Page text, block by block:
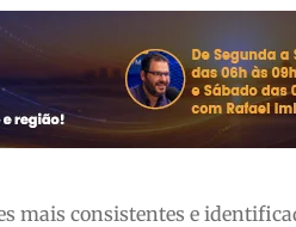
mais consistentes e